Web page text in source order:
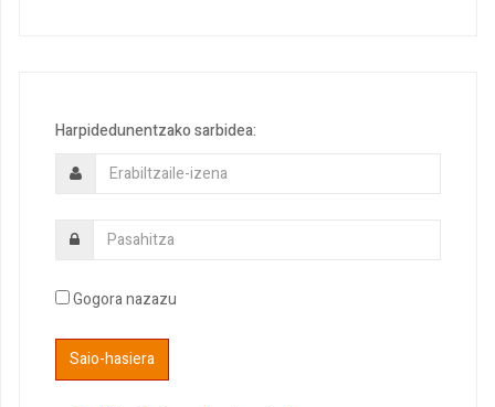
Harpidedunentzako sarbidea:
Gogora nazazu